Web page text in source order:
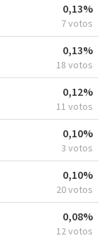
0,13%
7 votos
0,13%
18 votos
0,12%
11 votos
0,10%
3 votos
0,10%
20 votos
0,08%
12 votos